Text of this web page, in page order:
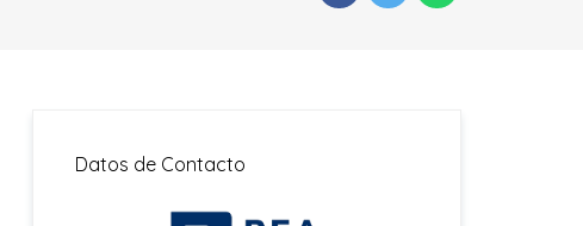
Datos de Contacto